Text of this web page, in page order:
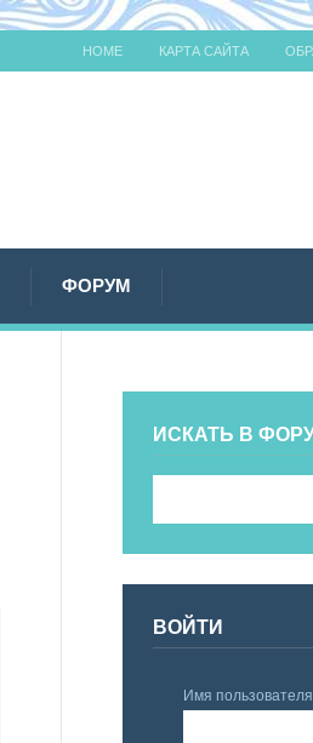
HOME КАРТА САЙТА
ФОРУМ
ИСКАТЬ В
ВОЙТИ
Имя